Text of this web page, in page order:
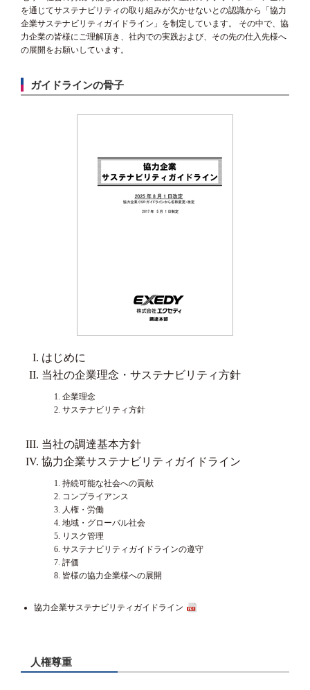
を通じてサステナビリティの取り組みが欠かせないとの認識から「協力
企業サステナビリティガイドライン」を制定しています。 その中で、協
力企業の皆様にご理解頂き、社内での実践および、その先の仕入先様へ
の展開をお願いしています。
ガイドラインの骨子
はじめに
当社の企業理念・サステナビリティ方針
企業理念
サステナビリティ方針
当社の調達基本方針
協力企業サステナビリティガイドライン
持続可能な社会への貢献
コンプライアンス
人権・労働
地域・グローバル社会
リスク管理
サステナビリティガイドラインの遵守
評価
皆様の協力企業様への展開
協力企業サステナビリティガイドライン
人権尊重